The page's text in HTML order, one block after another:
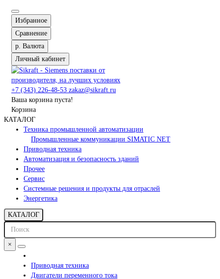
Избранное
Сравнение
р. Валюта
Личный кабинет
+7 (343) 226-48-53 zakaz@sikraft.ru
Ваша корзина пуста!
Корзина
КАТАЛОГ
Техника промышленной автоматизации
Промышленные коммуникации SIMATIC NET
Приводная техника
Автоматизация и безопасность зданий
Прочее
Сервис
Системные решения и продукты для отраслей
Энергетика
КАТАЛОГ
×
Приводная техника
Двигатели переменного тока